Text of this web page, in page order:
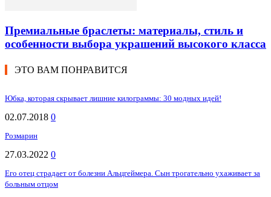
Премиальные браслеты: материалы, стиль и
особенности выбора украшений высокого класса
ЭТО ВАМ ПОНРАВИТСЯ
Юбка, которая скрывает лишние килограммы: 30 модных идей!
02.07.2018 0
Розмарин
27.03.2022 0
Его отец страдает от болезни Альцгеймера. Сын трогательно ухаживает за
больным отцом